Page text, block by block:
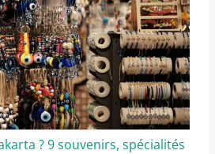
? 9 souvenirs, spécialités